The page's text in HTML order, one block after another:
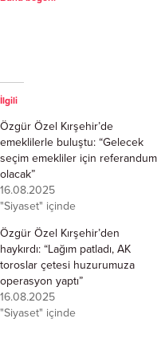
İlgili
Özgür Özel Kırşehir’de
emeklilerle buluştu: “Gelecek
seçim emekliler için referandum
olacak”
16.08.2025
"Siyaset" içinde
Özgür Özel Kırşehir’den
haykırdı: “Lağım patladı, AK
toroslar çetesi huzurumuza
operasyon yaptı”
16.08.2025
"Siyaset" içinde